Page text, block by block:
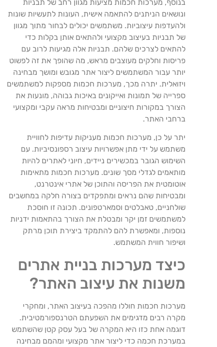
בנוסף, מערכות חכמות מציעות מגוון רחב של תבניות
ונושאים הניתנים להתאמה אישית, העונות לתעשיות שונות
ולהעדפות עיצוביות. משתמשים יכולים לבחור מתוך מגוון
של תבניות בעיצוב מקצועי ולהתאים אותן בקלות כדי
להתאים לצרכים שלהם. תבניות אלה מגיעות לרוב עם
פריסות וחלקים מעוצבים מראש, מה שהופך את זה לפשוט
יותר עבור המשתמשים ליצור אתר מגובש ומושך מבחינה
ויזואלית. יתרה מכך, מערכות חכמות מספקות למשתמשים
ספרייה של תמונות ואייקונים באיכות גבוהה, מונעות את
הצורך במקורות חיצוניים ומבטיחות מראה עקבי ומקצועי
ברחבי האתר.
יתר על כן, מערכות חכמות מעניקות עדיפות לחוויית
משתמש על ידי מתן אפשרויות עיצוב רספונסיביות. עם
השימוש הגובר במכשירים ניידים, חיוני לאתרים להיות
מותאמים לגדלי מסך שונים. מערכות חכמות מתאימות
אוטומטית את הפריסה והתוכן של אתרי אינטרנט,
ומבטיחות שהם נראים ומתפקדים בצורה חלקה במחשבים
שולחניים, טאבלטים וסמארטפונים. תכונה זו חוסכת
למשתמשים זמן יקר ומבטלת את הצורך בהתאמות ידניות
נוספות, ומאפשרת להם להתמקד ביצירת תוכן מרתק
ושיפור חווית המשתמש.
כיצד מערכות בניית אתרים
משנות את עיצוב האתר?
מערכות חכמות חוללו מהפכה בעיצוב האתר, ומחקרי
מקרה רבים מדגימים את השפעתם הטרנספורמטיבית.
דוגמה אחת כזו היא המקרה של בעל עסק קטן שהשתמש
במערכת חכמה כדי ליצור אתר מקצועי ומהמם מבחינה